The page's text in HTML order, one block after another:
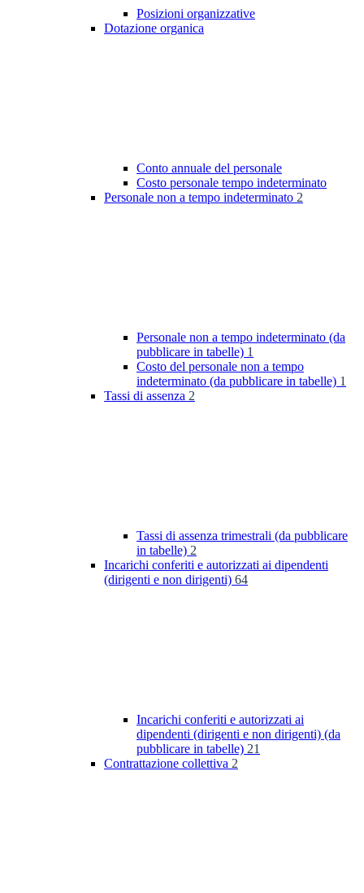
Posizioni organizzative
Dotazione organica
Conto annuale del personale
Costo personale tempo indeterminato
Personale non a tempo indeterminato 2
Personale non a tempo indeterminato (da
pubblicare in tabelle) 1
Costo del personale non a tempo
indeterminato (da pubblicare in tabelle) 1
Tassi di assenza 2
Tassi di assenza trimestrali (da pubblicare
in tabelle) 2
Incarichi conferiti e autorizzati ai dipendenti
(dirigenti e non dirigenti) 64
Incarichi conferiti e autorizzati ai
dipendenti (dirigenti e non dirigenti) (da
pubblicare in tabelle) 21
Contrattazione collettiva 2